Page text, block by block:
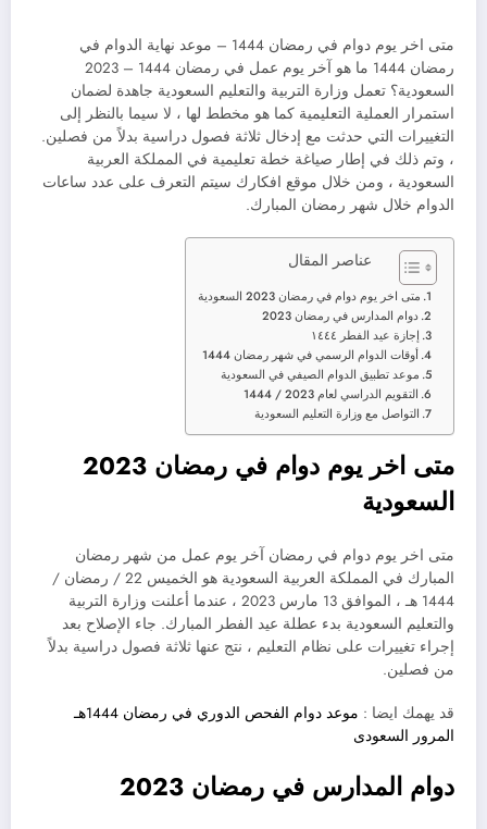
متى اخر يوم دوام في رمضان 1444 – موعد نهاية الدوام في
رمضان 1444 ما هو آخر يوم عمل في رمضان 1444 – 2023
السعودية؟ تعمل وزارة التربية والتعليم السعودية جاهدة لضمان
استمرار العملية التعليمية كما هو مخطط لها ، لا سيما بالنظر إلى
التغييرات التي حدثت مع إدخال ثلاثة فصول دراسية بدلاً من فصلين.
، وتم ذلك في إطار صياغة خطة تعليمية في المملكة العربية
السعودية ، ومن خلال موقع افكارك سيتم التعرف على عدد ساعات
الدوام خلال شهر رمضان المبارك.
عناصر المقال
متى اخر يوم دوام في رمضان 2023 السعودية
دوام المدارس في رمضان 2023
إجازة عيد الفطر ١٤٤٤
أوقات الدوام الرسمي في شهر رمضان 1444
موعد تطبيق الدوام الصيفي في السعودية
التقويم الدراسي لعام 2023 / 1444
التواصل مع وزارة التعليم السعودية
متى اخر يوم دوام في رمضان 2023
السعودية
متى اخر يوم دوام في رمضان آخر يوم عمل من شهر رمضان
المبارك في المملكة العربية السعودية هو الخميس 22 / رمضان /
1444 هـ ، الموافق 13 مارس 2023 ، عندما أعلنت وزارة التربية
والتعليم السعودية بدء عطلة عيد الفطر المبارك. جاء الإصلاح بعد
إجراء تغييرات على نظام التعليم ، نتج عنها ثلاثة فصول دراسية بدلاً
من فصلين.
قد يهمك ايضا :
موعد دوام الفحص الدوري في رمضان 1444هـ
المرور السعودى
دوام المدارس في رمضان 2023